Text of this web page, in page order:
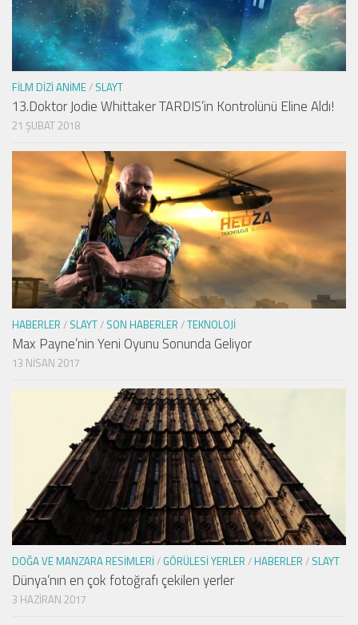
FILM DIZI ANIME/ SLAYT
13.Doktor Jodie Whittaker TARDIS’in Kontrolünü Eline Aldı!
21 ŞUBAT 2018
HABERLER / SLAYT/ SON HABERLER /TEKNOLOJI
Max Payne’nin Yeni Oyunu Sonunda Geliyor
13 NISAN 2017
DOĞA VE MANZARA RESIMLERI/ GÖRÜLESI YERLER / HABERLER / SLAYT
Dünya’nın en çok fotoğrafı çekilen yerler
3 HAZIRAN 2017